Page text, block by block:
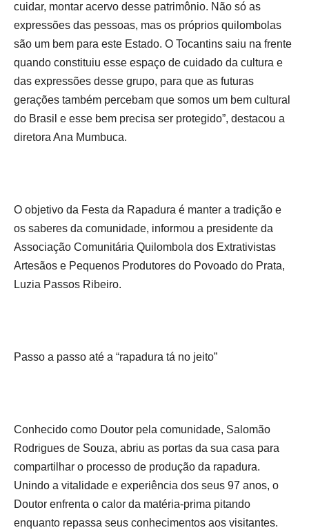
cuidar, montar acervo desse patrimônio. Não só as
expressões das pessoas, mas os próprios quilombolas
são um bem para este Estado. O Tocantins saiu na frente
quando constituiu esse espaço de cuidado da cultura e
das expressões desse grupo, para que as futuras
gerações também percebam que somos um bem cultural
do Brasil e esse bem precisa ser protegido”, destacou a
diretora Ana Mumbuca.
O objetivo da Festa da Rapadura é manter a tradição e
os saberes da comunidade, informou a presidente da
Associação Comunitária Quilombola dos Extrativistas
Artesãos e Pequenos Produtores do Povoado do Prata,
Luzia Passos Ribeiro.
Passo a passo até a “rapadura tá no jeito”
Conhecido como Doutor pela comunidade, Salomão
Rodrigues de Souza, abriu as portas da sua casa para
compartilhar o processo de produção da rapadura.
Unindo a vitalidade e experiência dos seus 97 anos, o
Doutor enfrenta o calor da matéria-prima pitando
enquanto repassa seus conhecimentos aos visitantes.